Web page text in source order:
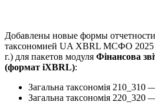
Добавлены новые формы
таксономией UA XBRL МСФО 2025
г.) для пакетов модуля Фінансова
(формат iXBRL):
Загальна таксономія 210_310
Загальна таксономія 220_320